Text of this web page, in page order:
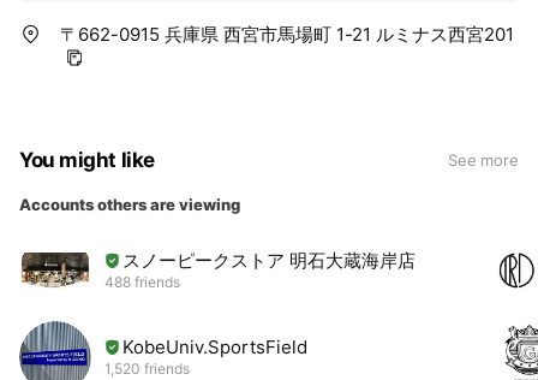
〒662-0915 兵庫県 西宮市馬場町 1-21 ルミナス西宮201
You might like See more
Accounts others are viewing
スノーピークストア 明石大蔵海岸店
488 friends
KobeUniv.SportsField
1,520 friends